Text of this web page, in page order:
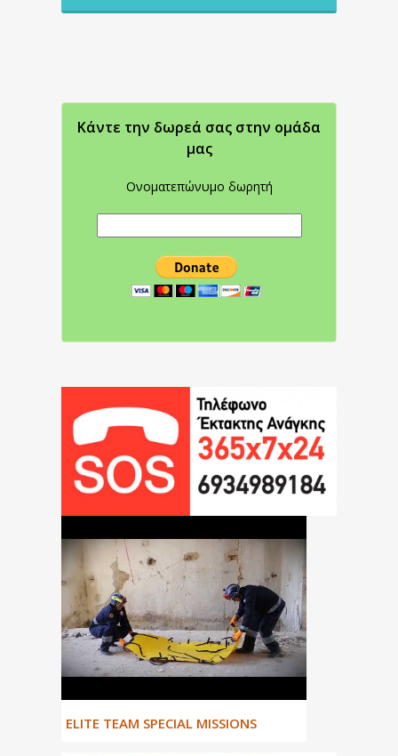
Κάντε την δωρεά σας στην oμάδα
μας
Ονοματεπώνυμο δωρητή
ΕLITE TEAM SPECIAL MISSIONS